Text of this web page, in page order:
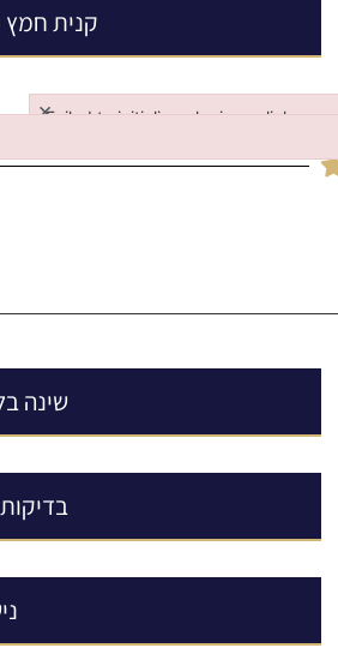
קנית
שינה
Failed to initialize plugin: wplink
×